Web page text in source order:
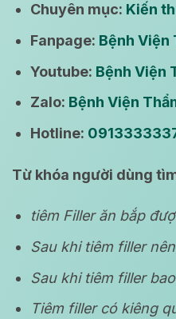
Chuyên mục: Kiến
Fanpage: Bệnh Viện
Youtube: Bệnh Viện
Zalo: Bệnh Viện
Hotline:
Từ khóa người dùng
tiêm Filler ăn bắp
Sau khi tiêm filler
Sau khi tiêm filler
Tiêm filler có kiêng